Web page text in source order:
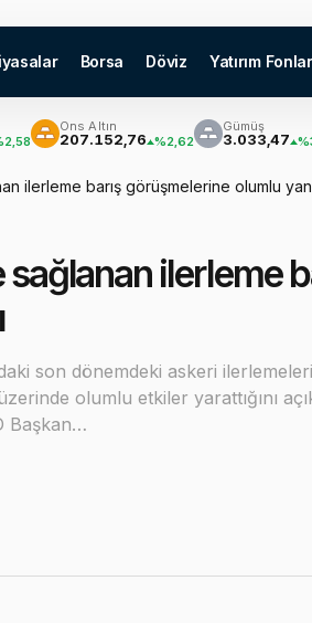
Borsa Döviz Yatırım
Ons Altın
207.152,76 %2,62
Gümüş
3.033,47 %3,60
ilerleme barış görüşmelerine olumlu
ilerleme
son dönemdeki askeri
olumlu etkiler yarattığını
Başkan…